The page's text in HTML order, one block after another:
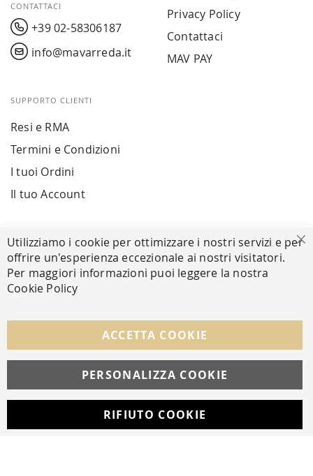
CONTATTACI
+39 02-58306187
info@mavarreda.it
Privacy Policy
Contattaci
MAV PAY
SUPPORTO CLIENTI
Resi e RMA
Termini e Condizioni
I tuoi Ordini
Il tuo Account
Facebook Instagram Whatsapp
© Copyright MAV Arreda s.r.l. | P.IVA IT05919160969
Via Galileo Galilei, 14 | Milano
Utilizziamo i cookie per ottimizzare i nostri servizi e per
offrire un'esperienza eccezionale ai nostri visitatori.
Per maggiori informazioni puoi leggere la nostra
Cookie Policy
ACCETTA COOKIE
PERSONALIZZA COOKIE
RIFIUTO COOKIE